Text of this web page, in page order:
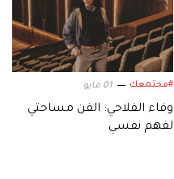
#مجتمعك 01 مايو
وفاء الفلاحي: الفن مساحتي
لفهم نفسي